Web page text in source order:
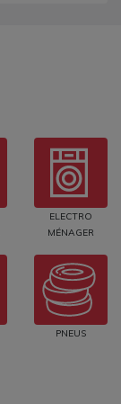
ELECTRO
MÉNAGER
PNEUS